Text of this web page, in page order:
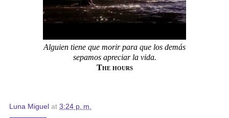
Alguien tiene que morir para que los demás
sepamos apreciar la vida.
The hours
Luna Miguel at 3:24 p. m.